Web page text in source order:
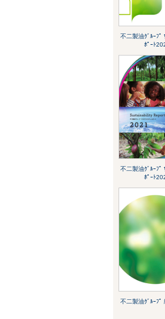
不二製油ｸﾞﾙｰﾌﾟ
ﾎﾟｰﾄ
不二製油ｸﾞﾙｰﾌﾟ
ﾎﾟｰﾄ
不二製油ｸﾞﾙｰﾌﾟ